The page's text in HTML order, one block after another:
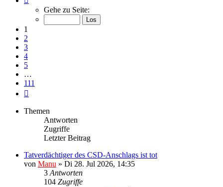
von
Gehe zu Seite:
1
2
3
4
5
…
111
Themen
Antworten
Zugriffe
Letzter Beitrag
Tatverdächtiger des CSD-Anschlags ist tot
von Manu » Di 28. Jul 2026, 14:35
3 Antworten
104 Zugriffe